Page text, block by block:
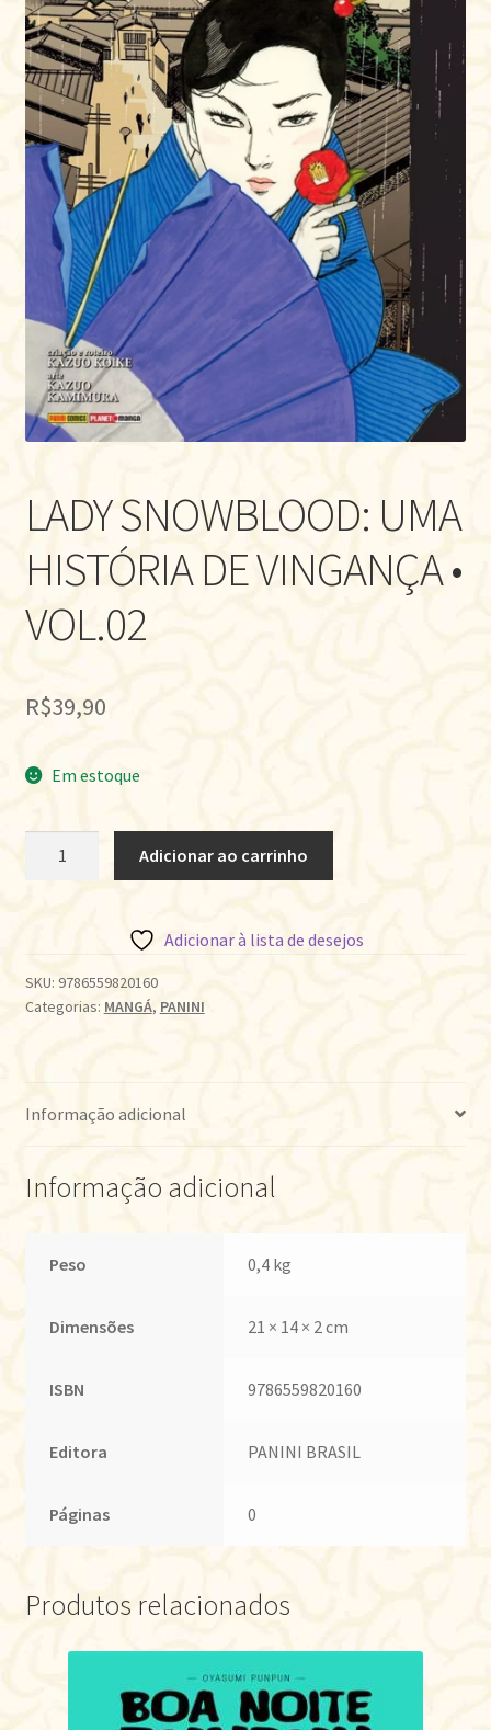
LADY SNOWBLOOD: UMA
HISTÓRIA DE VINGANÇA •
VOL.02
R$39,90
Em estoque
VINGANÇA
•
Adicionar ao carrinho
Adicionar à lista de desejos
SKU: 9786559820160
Categorias: MANGÁ, PANINI
Informação adicional
Informação adicional
Peso 0,4 kg
Dimensões 21 × 14 × 2 cm
ISBN 9786559820160
Editora PANINI BRASIL
Páginas 0
Produtos relacionados